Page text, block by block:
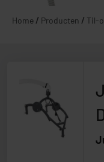
Home / Producten / Til-